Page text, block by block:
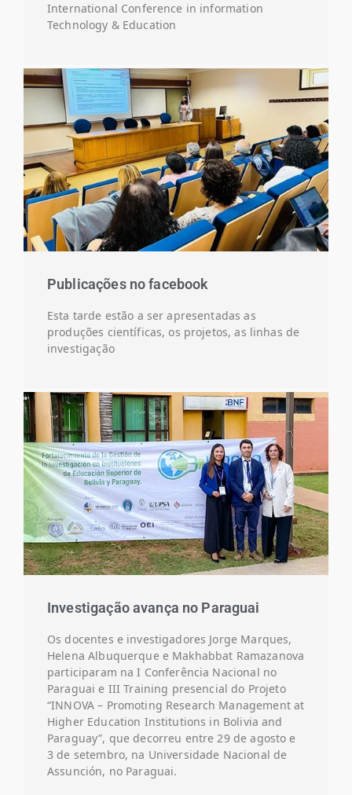
International Conference in information
Technology & Education
Publicações no facebook
Esta tarde estão a ser apresentadas as
produções científicas, os projetos, as linhas de
investigação
Investigação avança no Paraguai
Os docentes e investigadores Jorge Marques,
Helena Albuquerque e Makhabbat Ramazanova
participaram na I Conferência Nacional no
Paraguai e III Training presencial do Projeto
“INNOVA – Promoting Research Management at
Higher Education Institutions in Bolivia and
Paraguay”, que decorreu entre 29 de agosto e
3 de setembro, na Universidade Nacional de
Assunción, no Paraguai.